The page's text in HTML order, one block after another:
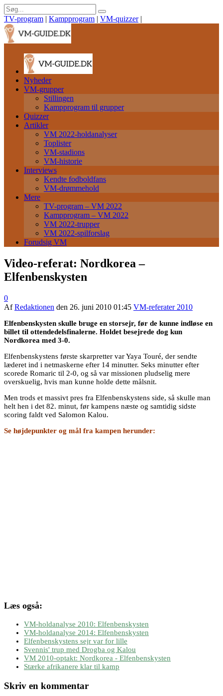
TV-program | Kampprogram | VM-quizzer |
Nyheder
VM-grupper
Stillingen
Kampprogram til grupper
Quizzer
Artikler
VM 2022-holdanalyser
Toplister
VM-stadions
VM-historie
Interviews
Kendte fodboldfans
VM-drømmehold
Mere
TV-program – VM 2022
Kampprogram – VM 2022
VM 2022-trupper
VM 2022-spilforslag
Forudsig VM
Video-referat: Nordkorea –
Elfenbenskysten
0
AfRedaktionen den 26. juni 2010 01:45 VM-referater 2010
Elfenbenskysten skulle bruge en storsejr, før de kunne indløse en
billet til ottendedelsfinalerne. Holdet besejrede dog kun
Nordkorea med 3-0.
Elfenbenskystens første skarpretter var Yaya Touré, der sendte
læderet ind i netmaskerne efter 14 minutter. Seks minutter efter
scorede Romaric til 2-0, og så var missionen pludselig mere
overskuelig, hvis man kunne holde dette målsnit.
Men trods et massivt pres fra Elfenbenskystens side, så skulle man
helt hen i det 82. minut, før kampens næste og samtidig sidste
scoring faldt ved Salomon Kalou.
Se højdepunkter og mål fra kampen herunder:
Læs også:
VM-holdanalyse 2010: Elfenbenskysten
VM-holdanalyse 2014: Elfenbenskysten
Elfenbenskystens sejr var for lille
Svennis' trup med Drogba og Kalou
VM 2010-optakt: Nordkorea - Elfenbenskysten
Stærke afrikanere klar til kamp
Skriv en kommentar